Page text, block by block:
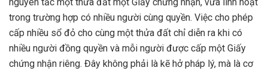
trong trường hợp có nhiều người cùng quyền. Việc cho phép
cấp nhiều sổ đỏ cho cùng một thửa đất chỉ diễn ra khi có
nhiều người đồng quyền và mỗi người được cấp một Giấy
chứng nhận riêng. Đây không phải là kẽ hở pháp lý, mà là cơ